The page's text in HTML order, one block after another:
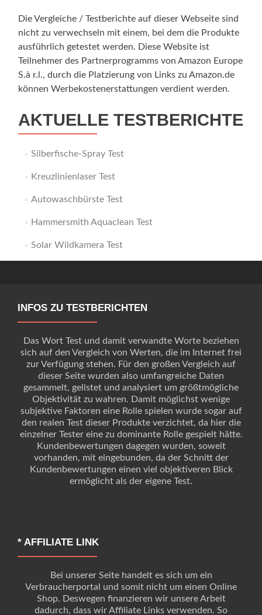
Die Vergleiche / Testberichte auf dieser Webseite sind
nicht zu verwechseln mit einem, bei dem die Produkte
ausführlich getestet werden. Diese Website ist
Teilnehmer des Partnerprogramms von Amazon Europe
S.à r.l., durch die Platzierung von Links zu Amazon.de
können Werbekostenerstattungen verdient werden.
AKTUELLE TESTBERICHTE
Silberfische-Spray Test
Kreuzlinienlaser Test
Autowaschbürste Test
Hammersmith Aquaclean Test
Solar Wildkamera Test
INFOS ZU TESTBERICHTEN
Das Wort Test und damit verwandte Worte beziehen
sich auf den Vergleich von Werten, die im Internet frei
zur Verfügung stehen. Für den großen Vergleich auf
dieser Seite wurden also umfangreiche Daten
gesammelt, gelistet und analysiert um größtmögliche
Objektivität zu wahren. Damit möglichst wenige
subjektive Faktoren eine Rolle spielen wurde sogar auf
den realen Test dieser Produkte verzichtet, da hier die
einzelner Tester eine zu dominante Rolle gespielt hätte.
Kundenbewertungen dagegen wurden, soweit
vorhanden, mit eingebunden, da der Schnitt der
Kundenbewertungen einen viel objektiveren Blick
ermöglicht als der eigene Test.
* AFFILIATE LINK
Bei unserer Seite handelt es sich um ein
Verbraucherportal und somit nicht um einen Online
Shop. Deswegen finanzieren wir unsere Arbeit
dadurch, dass wir Affiliate Links verwenden. So